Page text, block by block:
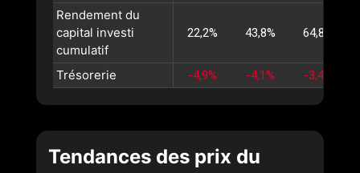
Rendement du
capital investi
cumulatif
22,2% 43,8% 64,8%
Trésorerie -4,9% -4,1% -3,4%
Tendances des prix du